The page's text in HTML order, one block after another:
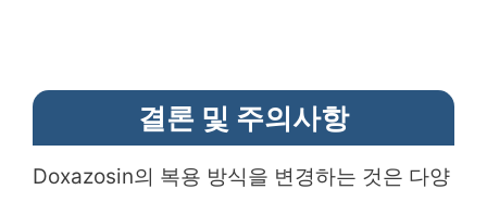
결론 및 주의사항
Doxazosin의 복용 방식을 변경하는 것은 다양